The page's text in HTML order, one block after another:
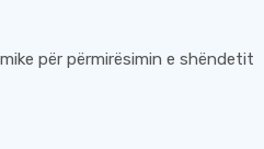
për përmirësimin e shëndetit